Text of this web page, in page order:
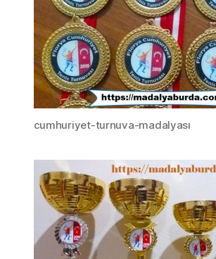
cumhuriyet-turnuva-madalyası